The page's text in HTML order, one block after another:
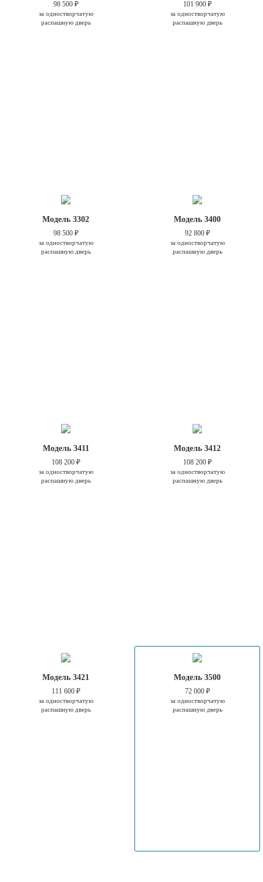
98 500 ₽
за одностворчатую
распашную дверь
101 900 ₽
за одностворчатую
распашную дверь
Модель 3302
98 500 ₽
за одностворчатую
распашную дверь
Модель 3400
92 800 ₽
за одностворчатую
распашную дверь
Модель 3411
108 200 ₽
за одностворчатую
распашную дверь
Модель 3412
108 200 ₽
за одностворчатую
распашную дверь
Модель 3421
111 600 ₽
за одностворчатую
распашную дверь
Модель 3500
72 000 ₽
за одностворчатую
распашную дверь